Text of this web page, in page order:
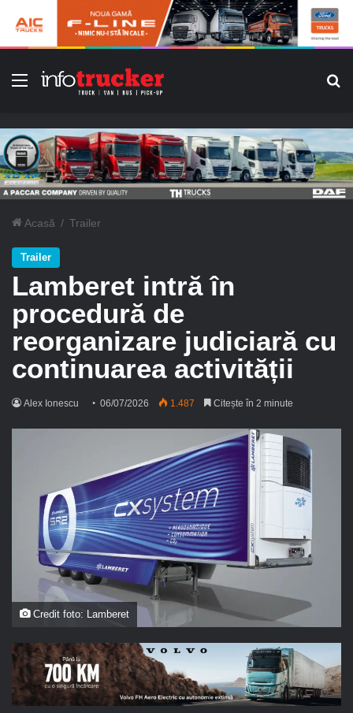
Meniu
Acasă / Trailer
Trailer
Lamberet intră în
procedură de
reorganizare judiciară cu
continuarea activității
Alex Ionescu 06/07/2026 1.487 Citește în 2 minute
Credit foto: Lamberet